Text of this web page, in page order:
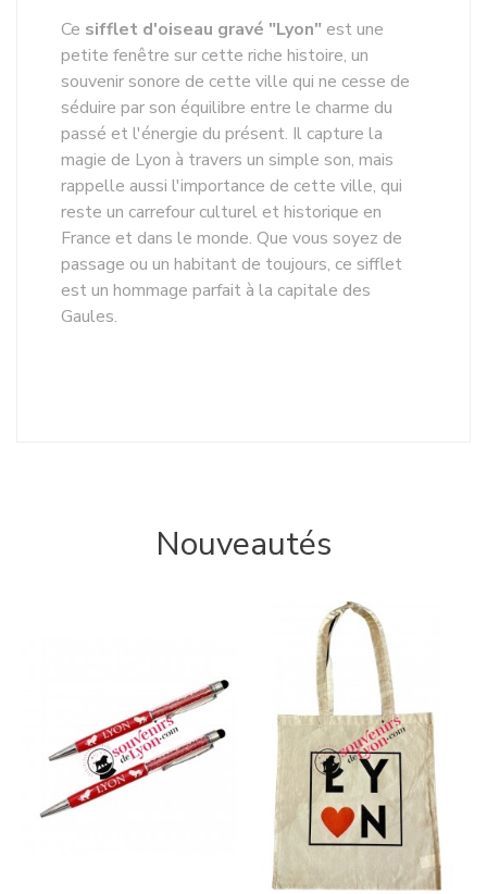
Ce sifflet d'oiseau gravé "Lyon" est une
petite fenêtre sur cette riche histoire, un
souvenir sonore de cette ville qui ne cesse de
séduire par son équilibre entre le charme du
passé et l'énergie du présent. Il capture la
magie de Lyon à travers un simple son, mais
rappelle aussi l'importance de cette ville, qui
reste un carrefour culturel et historique en
France et dans le monde. Que vous soyez de
passage ou un habitant de toujours, ce sifflet
est un hommage parfait à la capitale des
Gaules.
Nouveautés